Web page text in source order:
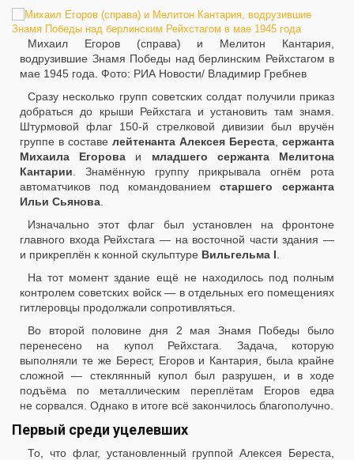
Михаил Егоров (справа) и Мелитон Кантария,
водрузившие Знамя Победы над берлинским Рейхстагом в
мае 1945 года. Фото: РИА Новости/ Владимир Гребнев
Сразу несколько групп советских солдат получили приказ
добраться до крыши Рейхстага и установить там знамя.
Штурмовой флаг 150-й стрелковой дивизии был вручён
группе в составе лейтенанта Алексея Береста сержанта
Михаила Егорова и младшего сержанта Мелитона
Кантарии . Знамённую группу прикрывала огнём рота
автоматчиков под командованиемстаршего сержанта
Ильи Сьянова
Изначально этот флаг был установлен на фронтоне
главного входа Рейхстага — на восточной части здания —
и прикреплён к конной скульптуре Вильгельма I
На тот момент здание ещё не находилось под полным
контролем советских войск — в отдельных его помещениях
гитлеровцы продолжали сопротивляться.
Во второй половине дня 2 мая Знамя Победы было
перенесено на купол Рейхстага. Задача, которую
выполняли те же Берест, Егоров и Кантария, была крайне
сложной — стеклянный купол был разрушен, и в ходе
подъёма по металлическим переплётам Егоров едва
не сорвался. Однако в итоге всё закончилось благополучно.
Первый среди уцелевших
То, что флаг, установленный группой Алексея Береста,